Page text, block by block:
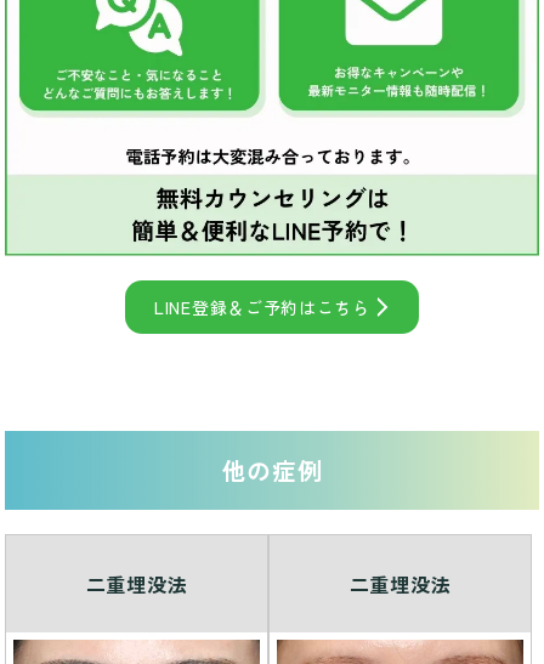
LINE登録＆ご予約はこちら
他の症例
二重埋没法 二重埋没法